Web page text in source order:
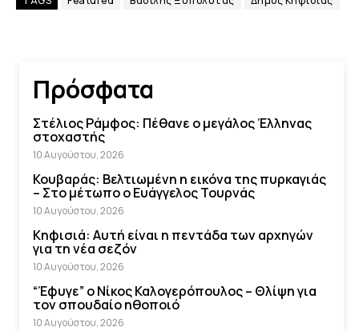
Πρόσφατα
Στέλιος Ράμφος: Πέθανε ο μεγάλος Έλληνας
στοχαστής
10 Αυγούστου, 2026
Κουβαράς: Βελτιωμένη η εικόνα της πυρκαγιάς
– Στο μέτωπο ο Ευάγγελος Τουρνάς
10 Αυγούστου, 2026
Κηφισιά: Αυτή είναι η πεντάδα των αρχηγών
για τη νέα σεζόν
10 Αυγούστου, 2026
“Έφυγε” ο Νίκος Καλογερόπουλος – Θλίψη για
τον σπουδαίο ηθοποιό
10 Αυγούστου, 2026